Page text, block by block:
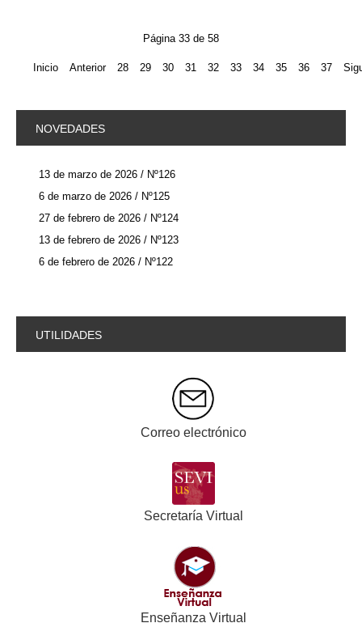
Página 33 de 58
Inicio Anterior 28 29 30 31 32 33 34 35 36 37
NOVEDADES
13 de marzo de 2026 / Nº126
6 de marzo de 2026 / Nº125
27 de febrero de 2026 / Nº124
13 de febrero de 2026 / Nº123
6 de febrero de 2026 / Nº122
UTILIDADES
Correo electrónico
Secretaría Virtual
Enseñanza Virtual